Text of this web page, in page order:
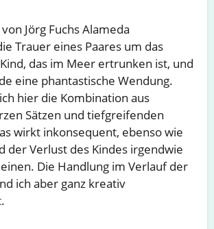
von Jörg Fuchs Alameda
Trauer eines Paares um das
das im Meer ertrunken ist, und
eine phantastische Wendung.
hier die Kombination aus
Sätzen und tiefgreifenden
wirkt inkonsequent, ebenso wie
der Verlust des Kindes irgendwie
Die Handlung im Verlauf der
ich aber ganz kreativ